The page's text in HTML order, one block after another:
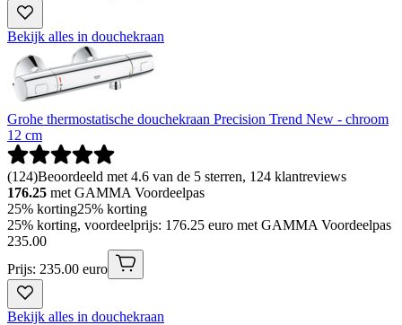
Bekijk alles in douchekraan
Grohe thermostatische douchekraan Precision Trend New - chroom
12 cm
(124)Beoordeeld met 4.6 van de 5 sterren, 124 klantreviews
176.25 met GAMMA Voordeelpas
25% korting25% korting
25% korting, voordeelprijs: 176.25 euro met GAMMA Voordeelpas
235.00
Prijs: 235.00 euro
Bekijk alles in douchekraan